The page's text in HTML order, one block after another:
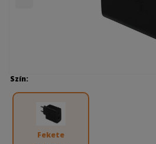
Szín:
Fekete